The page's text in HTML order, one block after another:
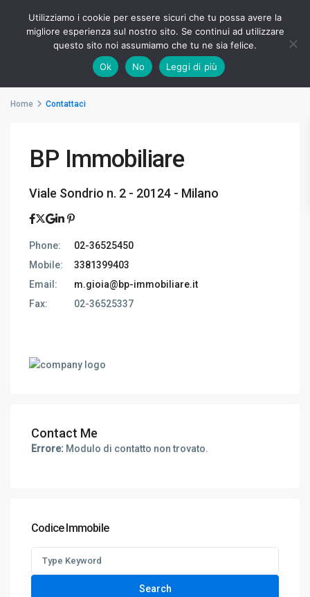
Advanced Search
Home Contattaci
BP Immobiliare
Viale Sondrio n. 2 - 20124 - Milano
Phone:
02-36525450
Mobile:
3381399403
Email:
m.gioia@bp-immobiliare.it
Fax:
02-36525337
Contact Me
Errore: Modulo di contatto non trovato.
Codice Immobile
Search
Utilizziamo i cookie per essere sicuri che tu possa avere la
migliore esperienza sul nostro sito. Se continui ad utilizzare
questo sito noi assumiamo che tu ne sia felice.
Ok
No Leggi di più